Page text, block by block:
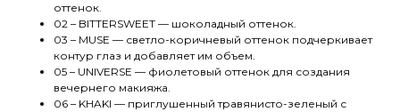
оттенок.
02 – BITTERSWEET — шоколадный оттенок.
03 – MUSE — светло-коричневый оттенок подчеркивает
контур глаз и добавляет им объем.
05 – UNIVERSE — фиолетовый оттенок для создания
вечернего макияжа.
06 – KHAKI — приглушенный травянисто-зеленый с